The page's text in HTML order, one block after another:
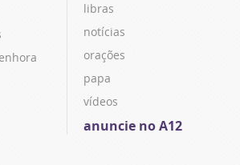
libras
notícias
orações
papa
vídeos
anuncie no A12